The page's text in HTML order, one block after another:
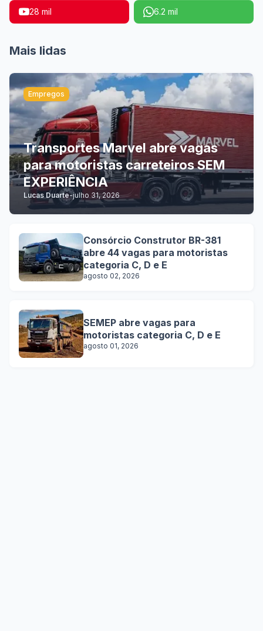
28 mil 6.2 mil
Mais lidas
Empregos
Transportes Marvel abre vagas
para motoristas carreteiros SEM
EXPERIÊNCIA
Lucas Duarte-julho 31, 2026
Consórcio Construtor BR-381
abre 44 vagas para motoristas
categoria C, D e E
agosto 02, 2026
SEMEP abre vagas para
motoristas categoria C, D e E
agosto 01, 2026